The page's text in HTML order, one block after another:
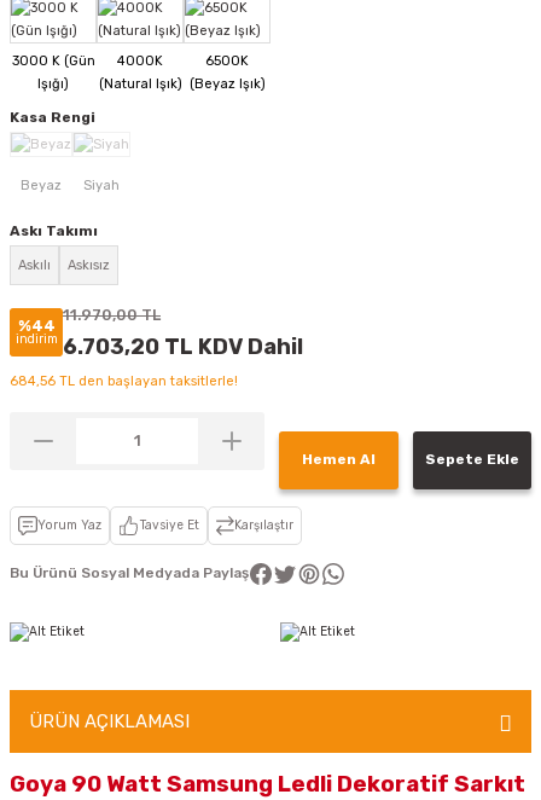
Kasa Rengi
Askı Takımı
Askılı Askısız
%44
indirim
11.970,00 TL
6.703,20 TL KDV Dahil
684,56 TL den başlayan taksitlerle!
Hemen Al Sepete Ekle
Yorum Yaz Tavsiye Et Karşılaştır
Bu Ürünü Sosyal Medyada Paylaş
ÜRÜN AÇIKLAMASI
Goya 90 Watt Samsung Ledli Dekoratif Sarkıt